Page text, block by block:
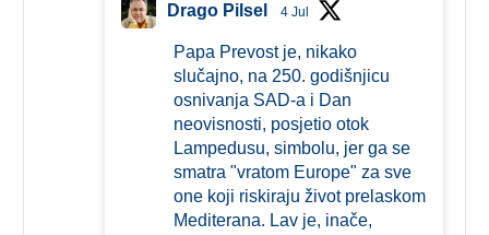
Drago Pilsel 4 Jul
Papa Prevost je, nikako
slučajno, na 250. godišnjicu
osnivanja SAD-a i Dan
neovisnosti, posjetio otok
Lampedusu, simbolu, jer ga se
smatra "vratom Europe" za sve
one koji riskiraju život prelaskom
Mediterana. Lav je, inače,